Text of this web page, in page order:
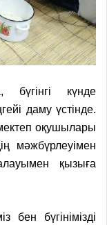
бүгінгі күнде
даму үстінде.
оқушылары
мәжбүрлеуімен
қызыға
бен бүгінімізді